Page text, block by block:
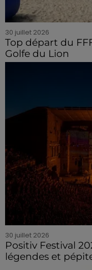
30 juillet 2026
Top départ du
Golfe du Lion
30 juillet 2026
Positiv Festival
légendes et